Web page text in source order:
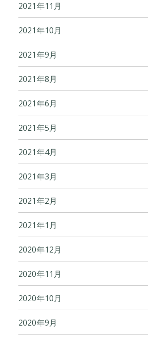
2021年11月
2021年10月
2021年9月
2021年8月
2021年6月
2021年5月
2021年4月
2021年3月
2021年2月
2021年1月
2020年12月
2020年11月
2020年10月
2020年9月